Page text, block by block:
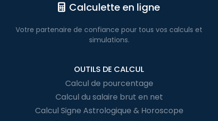
Calculette en ligne
Votre partenaire de confiance pour tous vos calculs et
simulations.
OUTILS DE CALCUL
Calcul de pourcentage
Calcul du salaire brut en net
Calcul Signe Astrologique & Horoscope